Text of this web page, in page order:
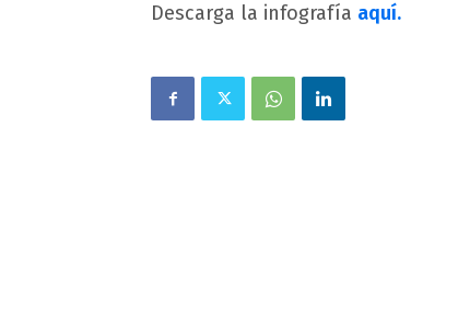
Descarga la infografía aquí.